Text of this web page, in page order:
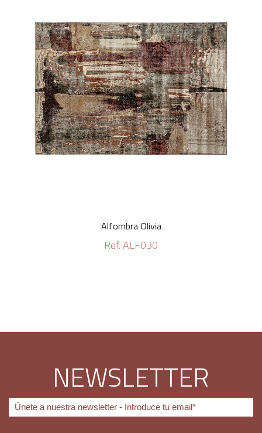
Alfombra Olivia
Ref. ALF030
NEWSLETTER